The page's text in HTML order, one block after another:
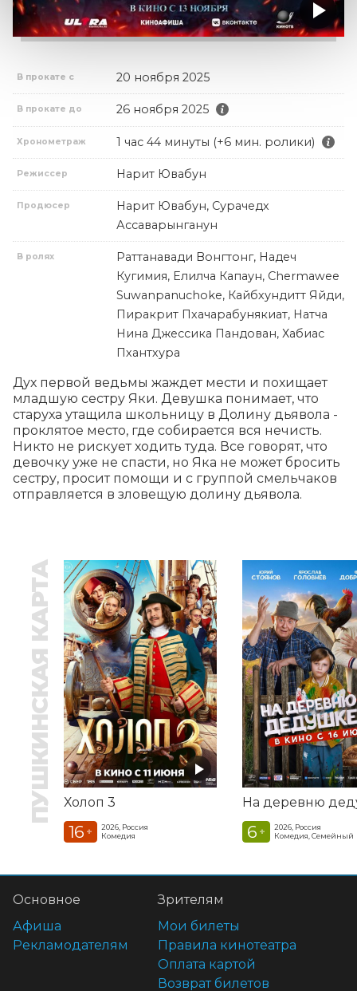
В прокате с 20 ноября 2025
В прокате до 26 ноября 2025
Хронометраж 1 час 44 минуты (+6 мин. ролики)
Режиссер Нарит Ювабун
Продюсер
Нарит Ювабун, Сурачедх
Ассаварынганун
В ролях
Раттанавади Вонгтонг, Надеч
Кугимия, Елилча Капаун, Chermawee
Suwanpanuchoke, Кайбхундитт Яйди,
Пиракрит Пхачарабунякиат, Натча
Нина Джессика Пандован, Хабиас
Пхантхура
Дух первой ведьмы жаждет мести и похищает
младшую сестру Яки. Девушка понимает, что
старуха утащила школьницу в Долину дьявола -
проклятое место, где собирается вся нечисть.
Никто не рискует ходить туда. Все говорят, что
девочку уже не спасти, но Яка не может бросить
сестру, просит помощи и с группой смельчаков
отправляется в зловещую долину дьявола.
ПУШКИНСКАЯ КАРТА Холоп 3
16 +
2026, Россия
Комедия
6 +
2026, Россия
Комедия, Семейный
Основное
Афиша
Рекламодателям
Зрителям
Мои билеты
Правила кинотеатра
Оплата картой
Возврат билетов